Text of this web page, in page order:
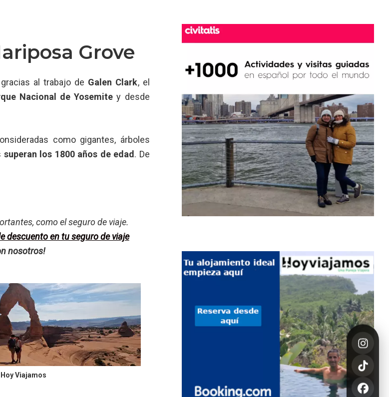
Grove
al trabajo de Galen Clark, el
Nacional de Yosemite y desde
como gigantes, árboles
superan los 1800 años de edad. De
como el seguro de viaje.
descuento en tu seguro de viaje
nosotros!
Viajamos